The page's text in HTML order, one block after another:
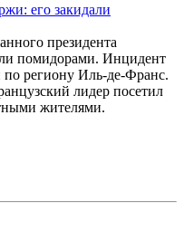
его закидали
президента
помидорами. Инцидент
по региону Иль-де-Франс.
лидер посетил
жителями.